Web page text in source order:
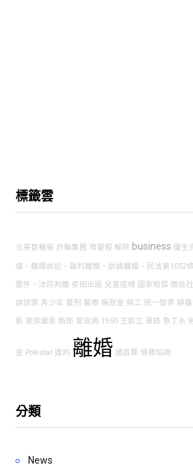
標籤雲
北美智權報 詐騙集團 育嬰假 解除 business 優生
議、離婚訴訟、裁判離婚、訴請離婚、民法第1052
要件、法院判離 麥田出版 兒童座椅 國家賠償 徵信社
誹謗罪 青少年 量刑 醫療 撫慰金 勞工 統一發票 辯
褻 家族繼承 新郎 愛滋病 1950 王凱立 筆錄 魚丁糸
金 Polestar 違約 離婚 通姦罪 債務協商
分類
News